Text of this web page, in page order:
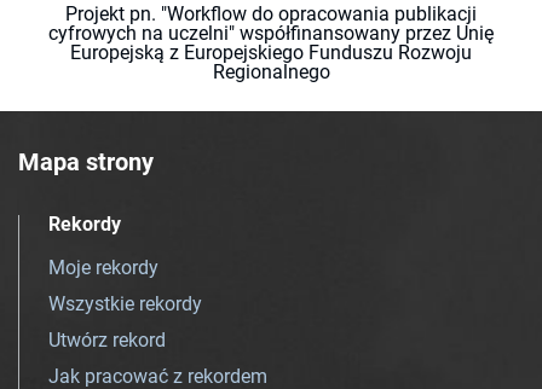
Projekt pn. "Workflow do opracowania publikacji
cyfrowych na uczelni" współfinansowany przez Unię
Europejską z Europejskiego Funduszu Rozwoju
Regionalnego
Mapa strony
Rekordy
Moje rekordy
Wszystkie rekordy
Utwórz rekord
Jak pracować z rekordem